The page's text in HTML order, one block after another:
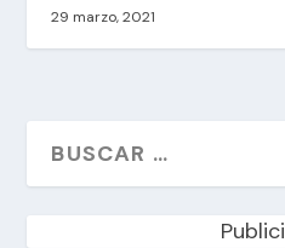
29 marzo, 2021